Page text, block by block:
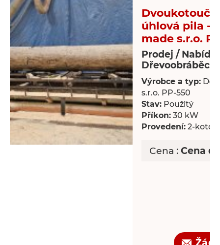
úhlová pila -
made s.r.o.
Prodej /
Dřevoobráběcí
Výrobce a typ:
s.r.o. PP-550
Stav: Použitý
Příkon: 30 kW
Provedení: 2-
Cena : Cena